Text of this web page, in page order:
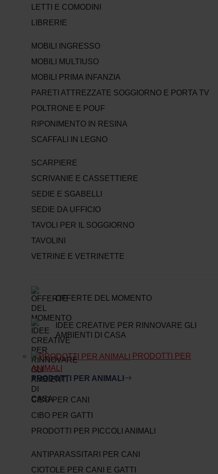
LETTI E COMODINI
LIBRERIE
MOBILI INGRESSO
MOBILI MULTIUSO
MOBILI PRIMA INFANZIA
PARETI ATTREZZATE SOGGIORNO E PORTA TV
POLTRONE E POUF
RIPONIMENTO IN RESINA
SCAFFALI IN LEGNO
SCARPIERE
SCRIVANIE E CASSETTIERE
SEDIE E SGABELLI
SEDIE DA UFFICIO
TAVOLI PER IL SOGGIORNO
TAVOLINI
VETRINE E VETRINETTE
OFFERTE DEL MOMENTO
IDEE CREATIVE PER RINNOVARE GLI
AMBIENTI DI CASA
PRODOTTI PER
ANIMALI
PRODOTTI PER ANIMALI
CIBO PER CANI
CIBO PER GATTI
PRODOTTI PER PICCOLI ANIMALI
ANTIPARASSITARI PER CANI
CIOTOLE PER CANI E GATTI